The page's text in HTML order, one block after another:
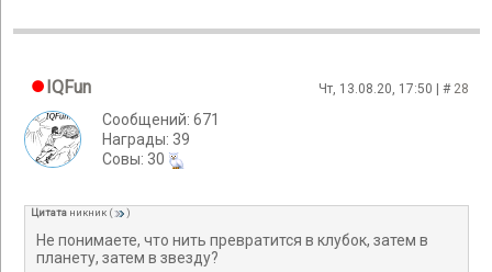
IQFun Чт, 13.08.20, 17:50 | # 28
Сообщений: 671
Награды: 39
Cовы: 30
Цитата никник ( )
Не понимаете, что нить превратится в клубок, затем в
планету, затем в звезду?